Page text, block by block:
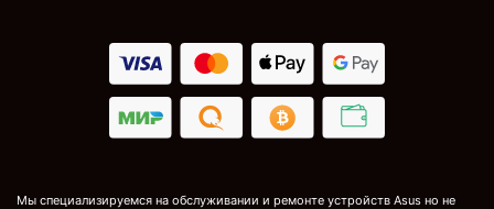
Мы специализируемся на обслуживании и ремонте устройств Asus но не